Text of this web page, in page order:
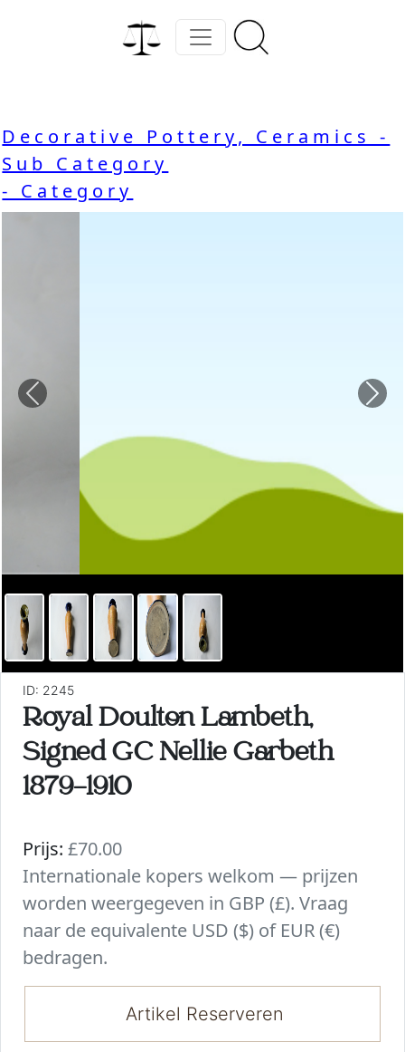
Decorative Pottery, Ceramics -
Sub Category
- Category
Previous
ID: 2245
Royal Doulton Lambeth,
Signed GC Nellie Garbeth
1879-1910
Prijs: £70.00
Internationale kopers welkom — prijzen
worden weergegeven in GBP (£). Vraag
naar de equivalente USD ($) of EUR (€)
bedragen.
Artikel Reserveren